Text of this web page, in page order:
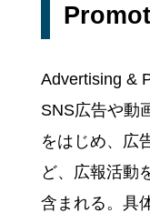
Advertising &
SNS広告や動
をはじめ、広
ど、広報活動
含まれる。具